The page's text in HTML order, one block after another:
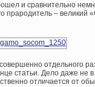
и сравнительно
прародитель – великий
отдельного
статьи. Дело даже
отличается от